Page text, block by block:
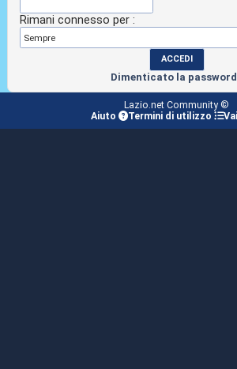
Rimani connesso per :
Dimenticato la
Lazio.net Community ©
Aiuto
Termini di utilizzo